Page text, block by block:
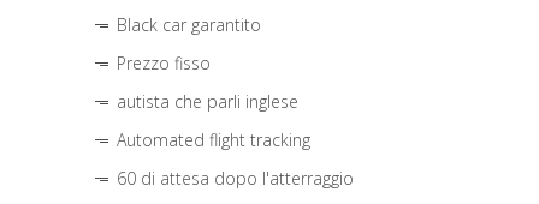
Black car garantito
Prezzo fisso
autista che parli inglese
Automated flight tracking
60 di attesa dopo l'atterraggio